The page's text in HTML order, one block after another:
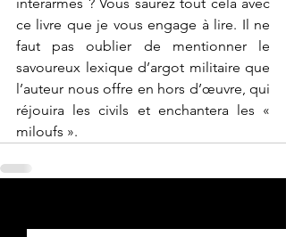
ce livre que je vous engage à lire. Il ne
faut pas oublier de mentionner le
savoureux lexique d’argot militaire que
l’auteur nous offre en hors d’œuvre, qui
réjouira les civils et enchantera les «
miloufs ».